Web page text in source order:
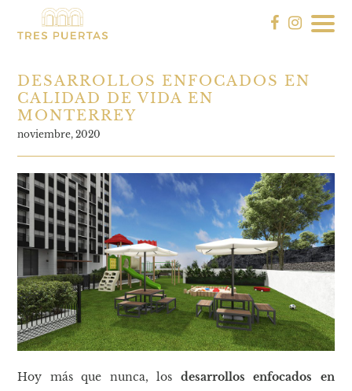
DESARROLLOS ENFOCADOS EN
CALIDAD DE VIDA EN
MONTERREY
noviembre, 2020
Hoy más que nunca, los desarrollos enfocados en